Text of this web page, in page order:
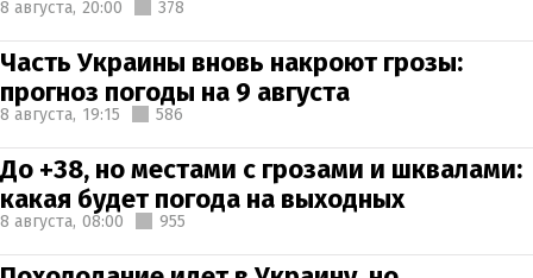
8 августа, 20:00 378
Часть Украины вновь накроют грозы:
прогноз погоды на 9 августа
8 августа, 19:15 586
До +38, но местами с грозами и шквалами:
какая будет погода на выходных
8 августа, 08:00 955